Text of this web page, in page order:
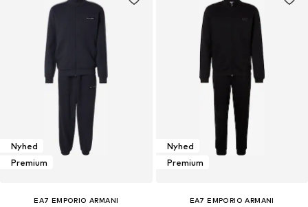
Nyhed
Premium
EA7 EMPORIO ARMANI
Nyhed
Premium
EA7 EMPORIO ARMANI